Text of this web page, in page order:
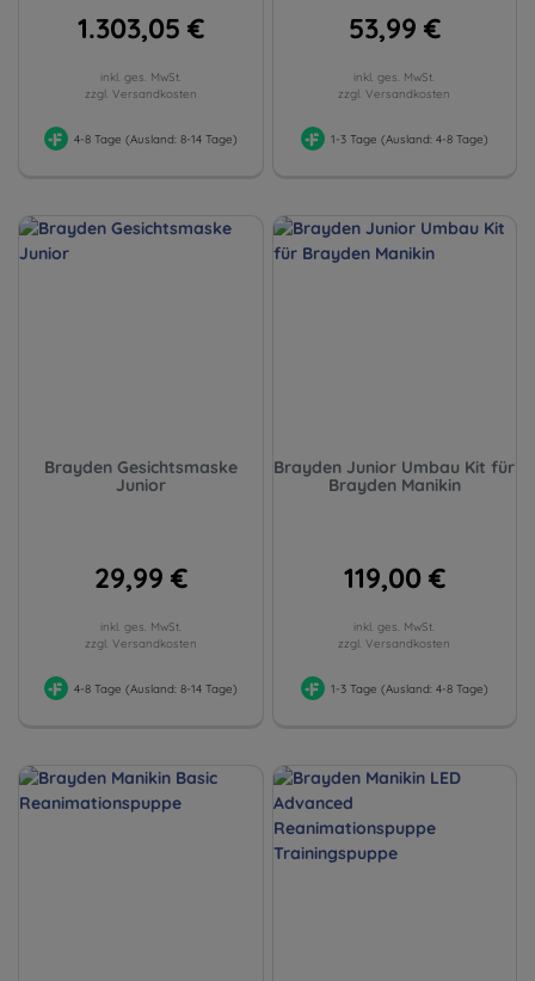
1.303,05 €
inkl. ges. MwSt.
zzgl. Versandkosten
4-8 Tage (Ausland: 8-14 Tage)
53,99 €
inkl. ges. MwSt.
zzgl. Versandkosten
1-3 Tage (Ausland: 4-8 Tage)
Brayden Gesichtsmaske
Junior
29,99 €
inkl. ges. MwSt.
zzgl. Versandkosten
4-8 Tage (Ausland: 8-14 Tage)
Brayden Junior Umbau Kit für
Brayden Manikin
119,00 €
inkl. ges. MwSt.
zzgl. Versandkosten
1-3 Tage (Ausland: 4-8 Tage)